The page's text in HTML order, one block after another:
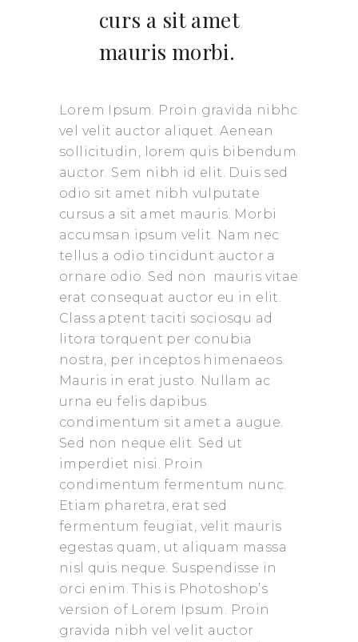
curs a sit amet
mauris morbi.
Lorem Ipsum. Proin gravida nibhc
vel velit auctor aliquet. Aenean
sollicitudin, lorem quis bibendum
auctor. Sem nibh id elit. Duis sed
odio sit amet nibh vulputate
cursus a sit amet mauris. Morbi
accumsan ipsum velit. Nam nec
tellus a odio tincidunt auctor a
ornare odio. Sed non mauris vitae
erat consequat auctor eu in elit.
Class aptent taciti sociosqu ad
litora torquent per conubia
nostra, per inceptos himenaeos.
Mauris in erat justo. Nullam ac
urna eu felis dapibus
condimentum sit amet a augue.
Sed non neque elit. Sed ut
imperdiet nisi. Proin
condimentum fermentum nunc.
Etiam pharetra, erat sed
fermentum feugiat, velit mauris
egestas quam, ut aliquam massa
nisl quis neque. Suspendisse in
orci enim. This is Photoshop’s
version of Lorem Ipsum. Proin
gravida nibh vel velit auctor